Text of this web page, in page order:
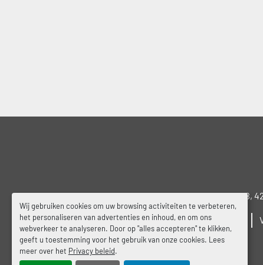
Wij gebruiken cookies om uw browsing activiteiten te verbeteren,
het personaliseren van advertenties en inhoud, en om ons
webverkeer te analyseren. Door op "alles accepteren" te klikken,
geeft u toestemming voor het gebruik van onze cookies. Lees
meer over het Privacy beleid.
Wielstraat 19B,
ONS BEDRIJF